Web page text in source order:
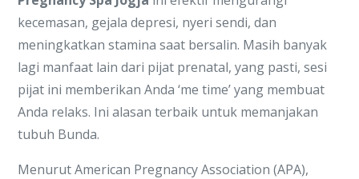
kecemasan, gejala depresi, nyeri sendi, dan
meningkatkan stamina saat bersalin. Masih banyak
lagi manfaat lain dari pijat prenatal, yang pasti, sesi
pijat ini memberikan Anda ‘me time’ yang membuat
Anda relaks. Ini alasan terbaik untuk memanjakan
tubuh Bunda.
Menurut American Pregnancy Association (APA),